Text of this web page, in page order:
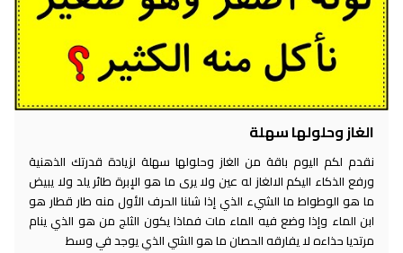
الغاز وحلولها سهلة
نقدم لكم اليوم باقة من الغاز وحلولها سهلة لزيادة قدرتك الذهنية
ورفع الذكاء اليكم الالغاز له عين ولا يرى ما هو الإبرة طائر يلد ولا يبيض
ما هو الوطواط ما الشيء الذي إذا شلنا الحرف الأول منه طار قطار هو
ابن الماء وإذا وضع فيه الماء مات فماذا يكون الثلج من هو الذي ينام
مرتديا حذاءه لا يفارقه الحصان ما هو الشي الذي يوجد في وسط